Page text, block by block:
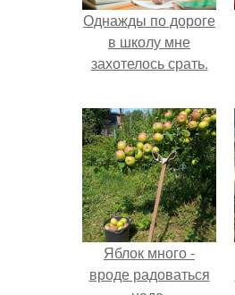
Однажды по дороге
в школу мне
захотелось срать.
Яблок много -
вроде радоваться